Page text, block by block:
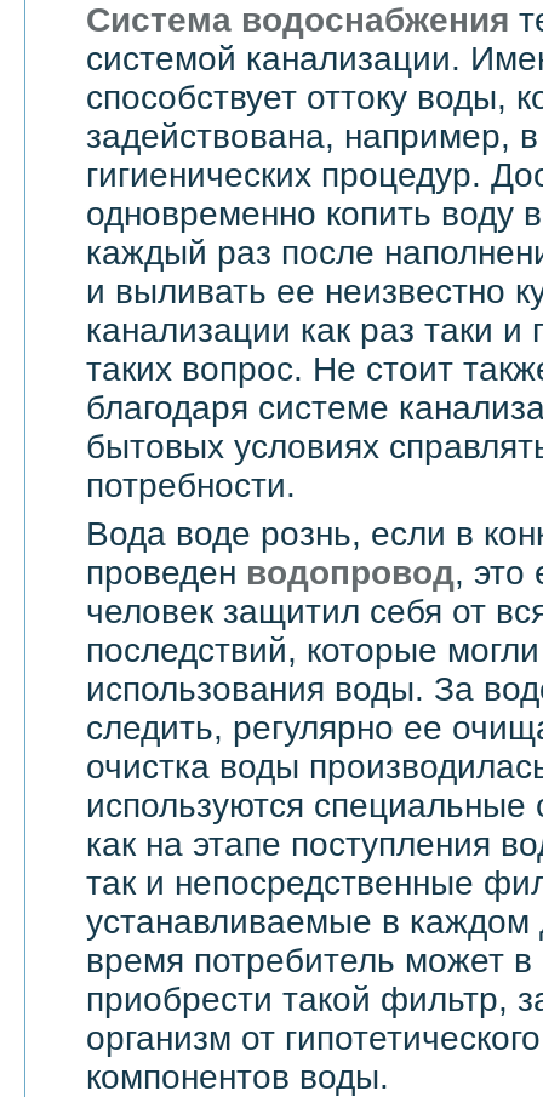
Система водоснабжения
системой канализации.
способствует оттоку воды,
задействована, например,
гигиенических процедур.
одновременно копить воду
каждый раз после
и выливать ее неизвестно
канализации как раз таки и
таких вопрос. Не стоит
благодаря системе
бытовых условиях
потребности.
Вода воде рознь, если в
проведен водопровод, это
человек защитил себя от
последствий, которые
использования воды. За
следить, регулярно ее
очистка воды
используются
как на этапе поступления
так и непосредственные
устанавливаемые в
время потребитель может
приобрести такой фильтр,
организм от
компонентов воды.